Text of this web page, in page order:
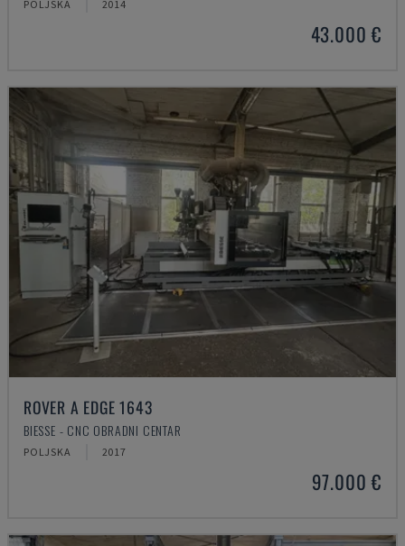
POLJSKA 2014
43.000 €
ROVER A EDGE 1643
BIESSE - CNC OBRADNI CENTAR
POLJSKA 2017
97.000 €